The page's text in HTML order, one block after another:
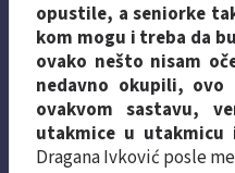
opustile, a seniorke
kom mogu i treba da
ovako nešto nisam
nedavno okupili,
ovakvom sastavu,
utakmice u
Dragana Ivković posle